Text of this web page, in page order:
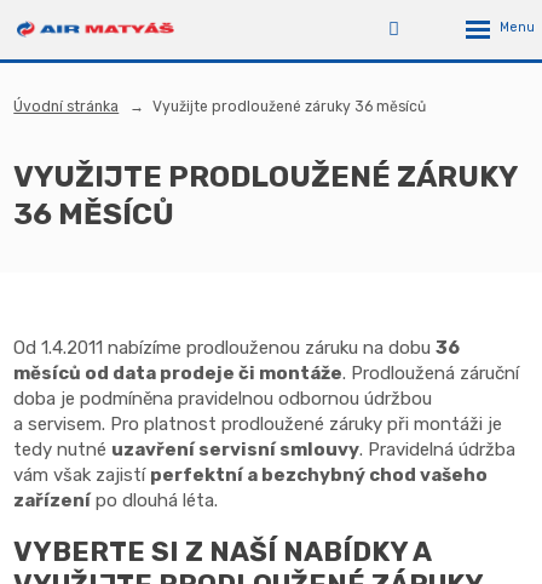
Úvodní stránka Využijte prodloužené záruky 36 měsíců
VYUŽIJTE PRODLOUŽENÉ ZÁRUKY
36 MĚSÍCŮ
Od 1.4.2011 nabízíme prodlouženou záruku na dobu36
měsíců od data prodeje či montáže. Prodloužená záruční
doba je podmíněna pravidelnou odbornou údržbou
a servisem. Pro platnost prodloužené záruky při montáži je
tedy nutné uzavření servisní smlouvy. Pravidelná údržba
vám však zajistí perfektní a bezchybný chod vašeho
zařízenípo dlouhá léta.
VYBERTE SI Z NAŠÍ NABÍDKY A